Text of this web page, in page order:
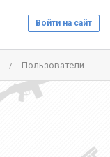
Войти на сайт
/ Пользователи